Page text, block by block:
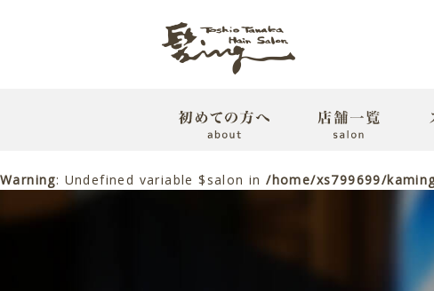
Warning: Undefined variable $salon in/home/xs799699/